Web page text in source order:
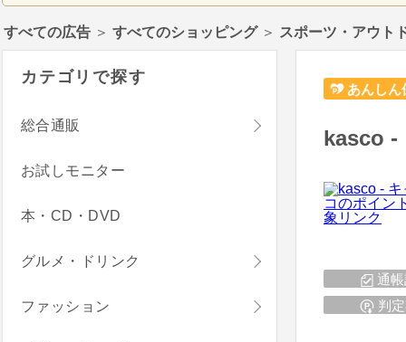
すべての広告 ＞ すべてのショッピング＞ スポーツ・アウト
あんしん
kasco -
通
判
カテゴリで探す
総合通販
お試しモニター
本・CD・DVD
グルメ・ドリンク
ファッション